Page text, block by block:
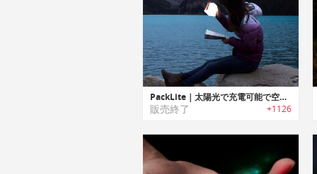
PackLite｜太陽光で充電可能で空気で膨らむソーラーパネル搭載LEDランタン「PackLite」シリーズ
販売終了 +1126